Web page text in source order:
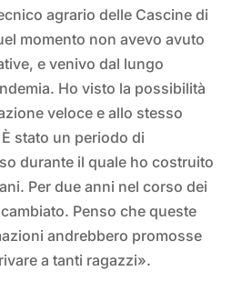
agrario delle Cascine di
momento non avevo avuto
e venivo dal lungo
Ho visto la possibilità
veloce e allo stesso
stato un periodo di
durante il quale ho costruito
Per due anni nel corso dei
Penso che queste
andrebbero promosse
a tanti ragazzi».